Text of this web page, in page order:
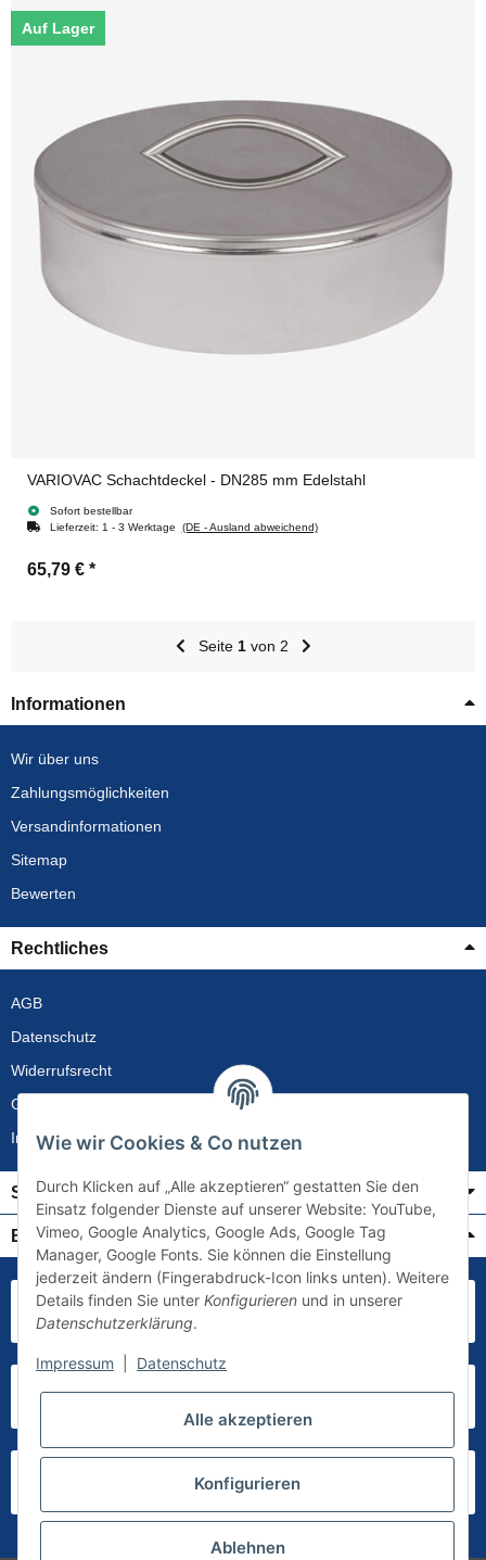
Auf Lager
VARIOVAC Schachtdeckel - DN285 mm Edelstahl
Sofort bestellbar
Lieferzeit: 1 - 3 Werktage (DE - Ausland abweichend)
65,79 € *
Seite 1von 2
Informationen
Wir über uns
Zahlungsmöglichkeiten
Versandinformationen
Sitemap
Bewerten
Rechtliches
AGB
Datenschutz
Widerrufsrecht
Gewährleistung
Impressum
Service
Bezahlung & Versand
Wie wir Cookies & Co nutzen
Durch Klicken auf „Alle akzeptieren“ gestatten Sie den
Einsatz folgender Dienste auf unserer Website: YouTube,
Vimeo, Google Analytics, Google Ads, Google Tag
Manager, Google Fonts. Sie können die Einstellung
jederzeit ändern (Fingerabdruck-Icon links unten). Weitere
Details finden Sie unter Konfigurieren und in unserer
Datenschutzerklärung.
Impressum Datenschutz
Alle akzeptieren
Konfigurieren
Ablehnen